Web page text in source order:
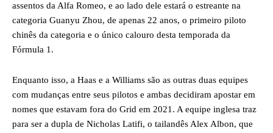
assentos da Alfa Romeo, e ao lado dele estará o estreante na
categoria Guanyu Zhou, de apenas 22 anos, o primeiro piloto
chinês da categoria e o único calouro desta temporada da
Fórmula 1.
Enquanto isso, a Haas e a Williams são as outras duas equipes
com mudanças entre seus pilotos e ambas decidiram apostar em
nomes que estavam fora do Grid em 2021. A equipe inglesa traz
para ser a dupla de Nicholas Latifi, o tailandês Alex Albon, que